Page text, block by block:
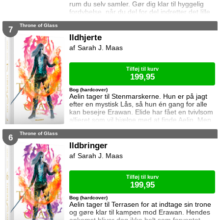
rum du selv samler. Gør dig klar til hyggelig
fordybelse, når du del for del indretter det lille
rum med de fineste detaljer. Med lukkede
og med det indbyggede lys, pynter den også i
mørke. I denne booknook går døren op og i til
uglens charmerende lille boghandel, som med
7 Throne of Glass
Ildhjerte
Aelin tager til Stenmarskerne. Hun er på jagt
efter en mystisk Lås, så hun én gang for alle
kan besejre Erawan. Elide har fået en tvivlsom
allieret som vil hjælpe med at finde Aelin. Men
for hvilken pris? Manon vågner i lænker og
Dorian ikke glemme heksen der hjalp ham i
Bog (hardcover)
Sarah J. Maas
Tilføj til kurv
199,95
6 Throne of Glass
Ildbringer
Aelin tager til Terrasen for at indtage sin trone
og gøre klar til kampen mod Erawan. Hendes
Bog (hardcover)
Sarah J. Maas
Tilføj til kurv
199,95